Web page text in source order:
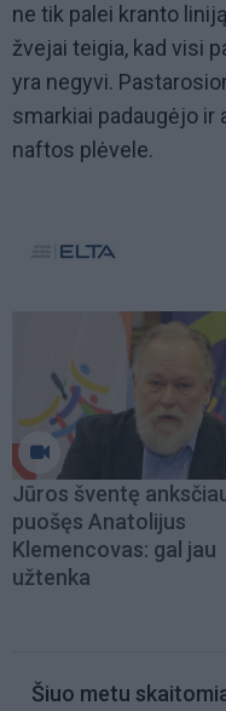
ne tik palei kranto
žvejai teigia, kad visi
yra negyvi.
smarkiai padaugėjo ir
naftos plėvele.
Jūros šventę
puošęs Anatolijus
Klemencovas: gal jau
užtenka
Šiuo metu